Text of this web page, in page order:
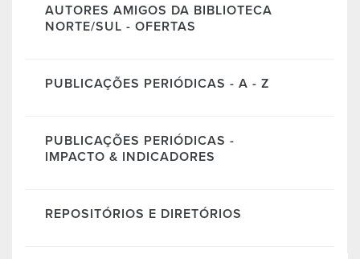
AUTORES AMIGOS DA BIBLIOTECA
NORTE/SUL - OFERTAS
PUBLICAÇÕES PERIÓDICAS - A - Z
PUBLICAÇÕES PERIÓDICAS -
IMPACTO & INDICADORES
REPOSITÓRIOS E DIRETÓRIOS